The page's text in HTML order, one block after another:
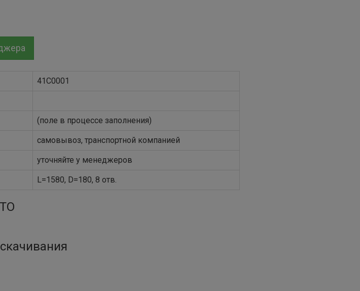
41C0001
(поле в процессе заполнения)
самовывоз, транспортной компанией
уточняйте у менеджеров
L=1580, D=180, 8 отв.